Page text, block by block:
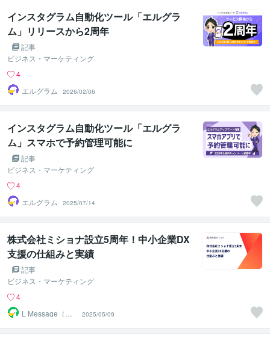
インスタグラム自動化ツール「エルグラ
ム」リリースから2周年
記事
ビジネス・マーケティング
4
エルグラム
2026/02/06
インスタグラム自動化ツール「エルグラ
ム」スマホで予約管理可能に
記事
ビジネス・マーケティング
4
エルグラム
2025/07/14
株式会社ミショナ設立5周年！中小企業DX
支援の仕組みと実績
記事
ビジネス・マーケティング
4
L Message（エ
ルメッセージ）
2025/05/09